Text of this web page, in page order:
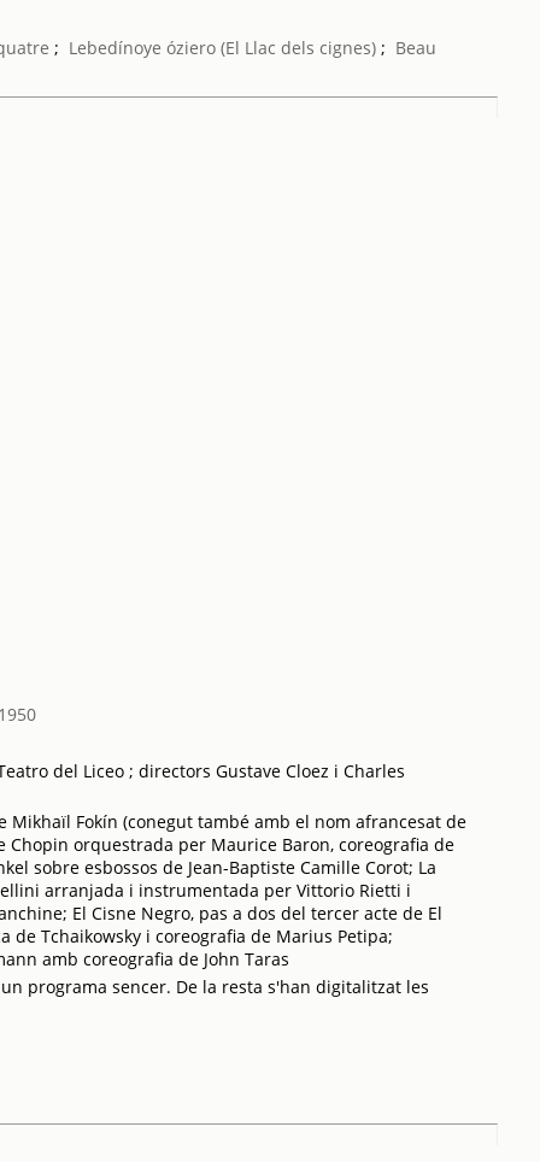
; Lebedínoye óziero (El Llac dels cignes); Beau
del Liceo ; directors Gustave Cloez i Charles
Mikhaïl Fokín (conegut també amb el nom afrancesat de
Chopin orquestrada per Maurice Baron, coreografia de
sobre esbossos de Jean-Baptiste Camille Corot; La
arranjada i instrumentada per Vittorio Rietti i
El Cisne Negro, pas a dos del tercer acte de El
de Tchaikowsky i coreografia de Marius Petipa;
amb coreografia de John Taras
programa sencer. De la resta s'han digitalitzat les